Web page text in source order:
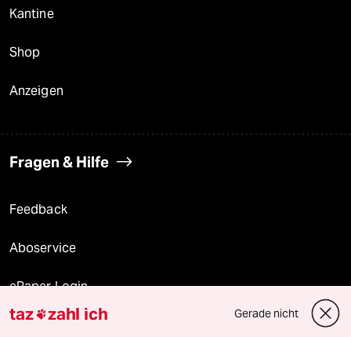
Kantine
Shop
Anzeigen
Fragen & Hilfe
Feedback
Aboservice
ePaper Login
Downloads für Abonnierende
taz zahl ich Gerade nicht